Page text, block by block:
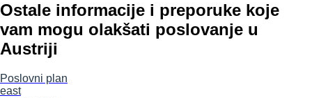
Ostale informacije i preporuke koje
vam mogu olakšati poslovanje u
Austriji
Poslovni plan
east